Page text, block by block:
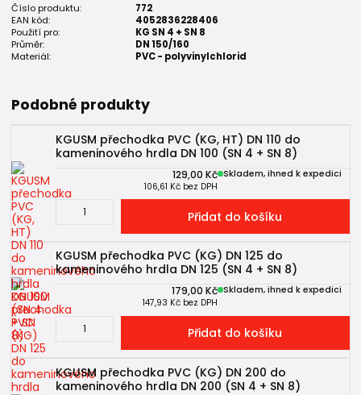
Číslo produktu:
772
EAN kód:
4052836228406
Použití pro:
KG SN 4 + SN 8
Průměr:
DN 150/160
Materiál:
PVC - polyvinylchlorid
Podobné produkty
KGUSM přechodka PVC (KG, HT) DN 110 do
kameninového hrdla DN 100 (SN 4 + SN 8)
129,00 Kč
106,61 Kč bez DPH
Skladem, ihned k expedici
Přidat do košíku
KGUSM přechodka PVC (KG) DN 125 do
kameninového hrdla DN 125 (SN 4 + SN 8)
179,00 Kč
147,93 Kč bez DPH
Skladem, ihned k expedici
Přidat do košíku
KGUSM přechodka PVC (KG) DN 200 do
kameninového hrdla DN 200 (SN 4 + SN 8)